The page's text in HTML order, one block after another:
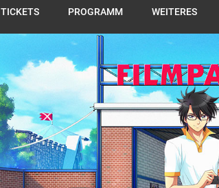
TICKETS PROGRAMM WEITERES